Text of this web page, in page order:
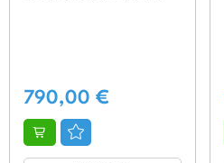
790,00 €